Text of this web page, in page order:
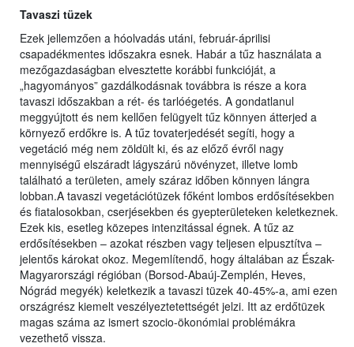
Tavaszi tüzek
Ezek jellemzően a hóolvadás utáni, február-áprilisi
csapadékmentes időszakra esnek. Habár a tűz használata a
mezőgazdaságban elvesztette korábbi funkcióját, a
„hagyományos” gazdálkodásnak továbbra is része a kora
tavaszi időszakban a rét- és tarlóégetés. A gondatlanul
meggyújtott és nem kellően felügyelt tűz könnyen átterjed a
környező erdőkre is. A tűz tovaterjedését segíti, hogy a
vegetáció még nem zöldült ki, és az előző évről nagy
mennyiségű elszáradt lágyszárú növényzet, illetve lomb
található a területen, amely száraz időben könnyen lángra
lobban.A tavaszi vegetációtüzek főként lombos erdősítésekben
és fiatalosokban, cserjésekben és gyepterületeken keletkeznek.
Ezek kis, esetleg közepes intenzitással égnek. A tűz az
erdősítésekben – azokat részben vagy teljesen elpusztítva –
jelentős károkat okoz. Megemlítendő, hogy általában az Észak-
Magyarországi régióban (Borsod-Abaúj-Zemplén, Heves,
Nógrád megyék) keletkezik a tavaszi tüzek 40-45%-a, ami ezen
országrész kiemelt veszélyeztetettségét jelzi. Itt az erdőtüzek
magas száma az ismert szocio-ökonómiai problémákra
vezethető vissza.